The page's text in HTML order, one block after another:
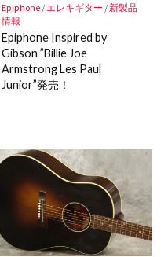
Epiphone/ エレキギター /新製品
情報
Epiphone Inspired by
Gibson ”Billie Joe
Armstrong Les Paul
Junior”発売！